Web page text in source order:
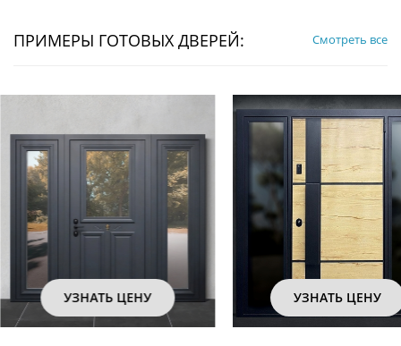
ПРИМЕРЫ ГОТОВЫХ ДВЕРЕЙ: Смотреть все
УЗНАТЬ ЦЕНУ